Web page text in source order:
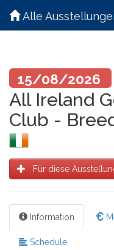
Alle
15/08/2026
All Ireland
Club -
Für diese
Information
Schedule